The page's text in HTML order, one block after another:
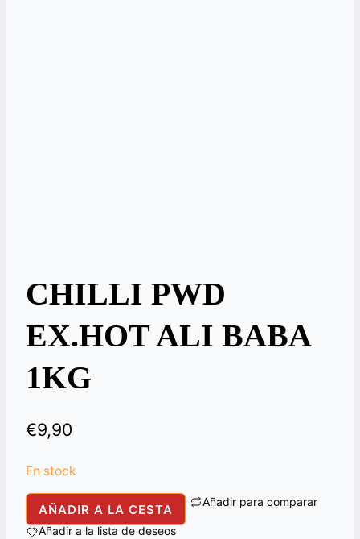
CHILLI PWD
EX.HOT ALI BABA
1KG
€9,90
En stock
CHILLI
PWD
AÑADIR A LA CESTA
Añadir para comparar
Añadir a la lista de deseos